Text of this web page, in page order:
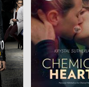
RUS GEO ENG